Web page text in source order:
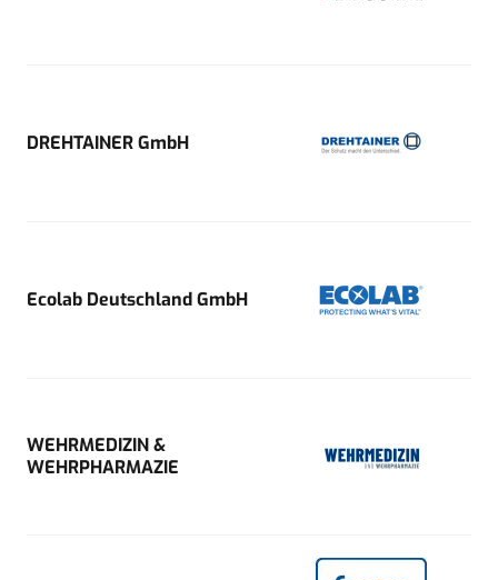
DREHTAINER GmbH
Ecolab Deutschland GmbH
WEHRMEDIZIN &
WEHRPHARMAZIE